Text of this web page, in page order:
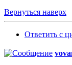
Вернуться наверх
Ответить с